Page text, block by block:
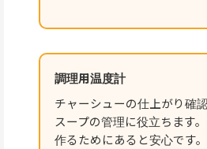
調理用温度計
チャーシューの仕上がり確
スープの管理に役立ちます
作るためにあると安心です。